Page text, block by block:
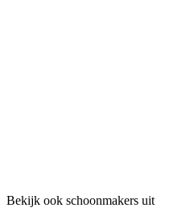
Bekijk ook schoonmakers uit